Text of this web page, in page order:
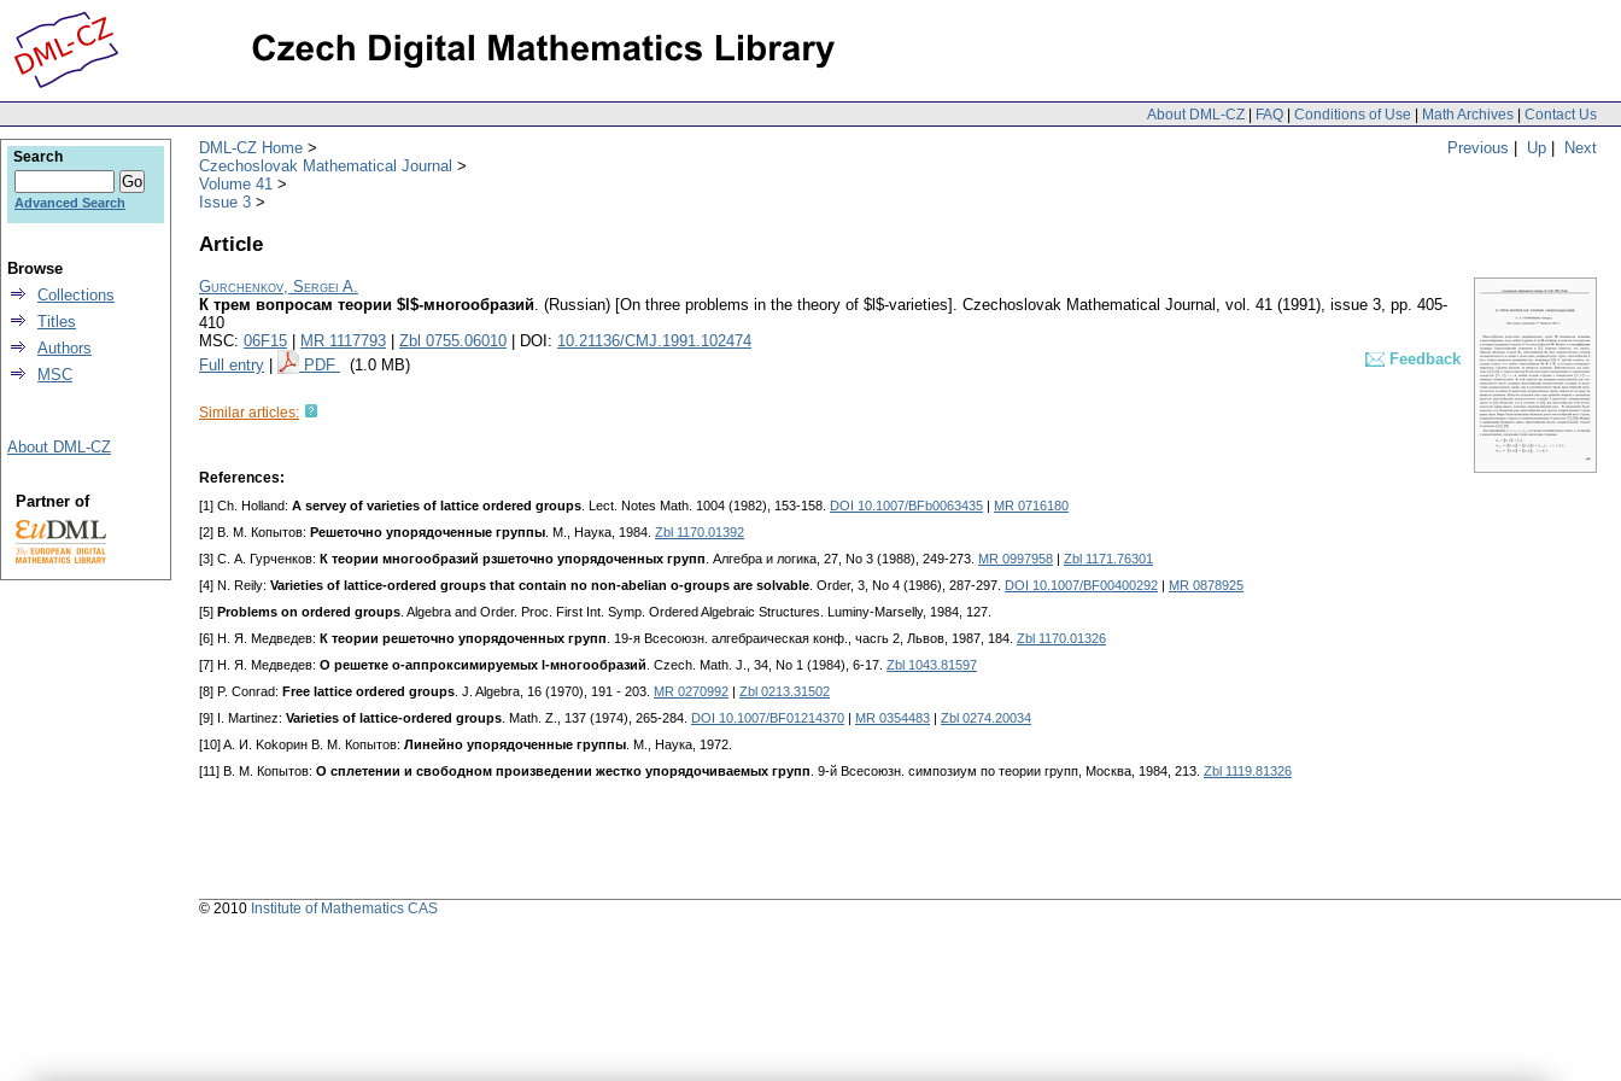
About DML-CZ | FAQ | Conditions of Use | Math Archives | Contact Us
Previous | Up | Next
DML-CZ Home
Czechoslovak Mathematical Journal
Volume 41
Issue 3
Article
Gurchenkov, Sergei A.
К трем вопросам теории $l$-многообразий. (Russian) [On three problems in the theory of $l$-varieties]. Czechoslovak Mathematical Journal , vol. 41 (1991), issue 3, pp. 405-
410
MSC: 06F15 MR 1117793 Zbl 0755.06010 | DOI: 10.21136/CMJ.1991.102474
Full entry
PDF (1.0 MB) Feedback
Similar articles:
References:
[1] Ch. Holland: A servey of varieties of lattice ordered groups . Lect. Notes Math. 1004 (1982), 153-158. DOI 10.1007/BFb0063435
MR 0716180
[2] В. М. Копытов: Решеточно упорядоченные группы . M., Наука, 1984. Zbl 1170.01392
[3] С. А. Гурченков: К теории многообразий рзшеточно упорядоченных групп . Алгебра и логика, 27, No 3 (1988), 249-273. MR 0997958
Zbl 1171.76301
[4] N. Reily: Varieties of lattice-ordered groups that contain no non-abelian o-groups are solvable . Order, 3, No 4 (1986), 287-297. DOI 10.1007/BF00400292
MR 0878925
[5] Problems on ordered groups . Algebra and Order. Proc. First Int. Symp. Ordered Algebraic Structures. Luminy-Marselly, 1984, 127.
[6] H. Я. Медведев: К теории решеточно упорядоченных групп . 19-я Всесоюзн. алгебраическая конф., часгь 2, Львов, 1987, 184. Zbl 1170.01326
[7] H. Я. Медведев: О решетке о-аппроксимируемых l-многообразий . Czech. Math. J., 34, No 1 (1984), 6-17. Zbl 1043.81597
[8] P. Conrad: Free lattice ordered groups . J. Algebra, 16 (1970), 191 - 203. MR 0270992
Zbl 0213.31502
[9] I. Martinez: Varieties of lattice-ordered groups . Math. Z., 137 (1974), 265-284. DOI 10.1007/BF01214370 MR 0354483
Zbl 0274.20034
[10] A. И. Kokopин B. M. Копытов: Линейно упорядоченные группы . M., Наука, 1972.
[11] В. M. Копытoв: О сплетении и свободном произведении жестко упорядочиваемых групп . 9-й Всесоюзн. симпозиум по теории групп, Москва, 1984, 213. Zbl 1119.81326
Search
Advanced Search
Browse
Collections
Titles
Authors
MSC
About DML-CZ
Partner of
© 2010 Institute of Mathematics CAS